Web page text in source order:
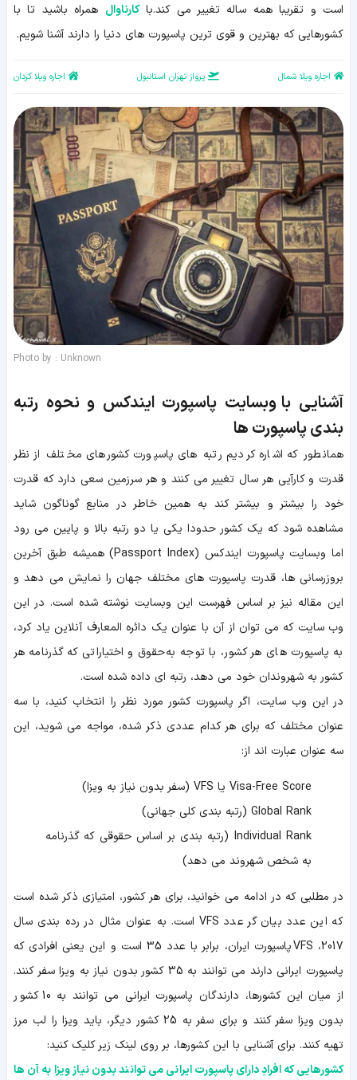
است و تقریبا همه ساله تغییر می کند.باکارناوال همراه باشید تا با
کشورهایی که بهترین و قوی ترین پاسپورت های دنیا را دارند آشنا شویم.
اجاره ویلا شمال پرواز تهران استانبول اجاره ویلا کردان
Photo by : Unknown
آشنایی باوبسایت پاسپورت ایندکس و نحوه رتبه
بندی پاسپورت ها
همانطور که اشاره کردیم رتبه های پاسپورت کشورهای مختلف از نظر
قدرت و کارآیی هر سال تغییر می کنند و هر سرزمین سعی دارد که قدرت
خود را بیشتر و بیشتر کند به همین خاطر در منابع گوناگون شاید
مشاهده شود که یک کشور حدودا یکی یا دو رتبه بالا و پایین می رود
اما وبسایت پاسپورت ایندکس (Passport Index) همیشه طبق آخرین
بروزرسانی ها، قدرت پاسپورت های مختلف جهان را نمایش می دهد و
این مقاله نیز بر اساس فهرست این وبسایت نوشته شده است. در این
وب سایت که می توان از آن با عنوان یک دائره المعارف آنلاین یاد کرد،
به پاسپورت های هر کشور، با توجه به حقوق و اختیاراتی که گذرنامه هر
کشور به شهروندان خود می دهد، رتبه ای داده شده است.
در این وب سایت، اگر پاسپورت کشور مورد نظر را انتخاب کنید، با سه
عنوان مختلف که برای هر کدام عددی ذکر شده، مواجه می شوید، این
سه عنوان عبارت اند از:
Visa-Free Score یا VFS (سفر بدون نیاز به ویزا)
Global Rank (رتبه بندی کلی جهانی)
Individual Rank (رتبه بندی بر اساس حقوقی که گذرنامه
به شخص شهروند می دهد)
در مطلبی که در ادامه می خوانید، برای هر کشور، امتیازی ذکر شده است
که این عدد بیان گر عدد VFS است. به عنوان مثال در رده بندی سال
2017، VFS پاسپورت ایران، برابر با عدد 35 است و این یعنی افرادی که
پاسپورت ایرانی دارند می توانند به 35 کشور بدون نیاز به ویزا سفر کنند.
از میان این کشورها، دارندگان پاسپورت ایرانی می توانند به 10 کشور
بدون ویزا سفر کنند و برای سفر به 25 کشور دیگر، باید ویزا را لب مرز
تهیه کنند. برای آشنایی با این کشورها، بر روی لینک زیر کلیک کنید:
کشورهایی که افرادِ دارای پاسپورت ایرانی می توانند بدون نیاز ویزا به آن ها